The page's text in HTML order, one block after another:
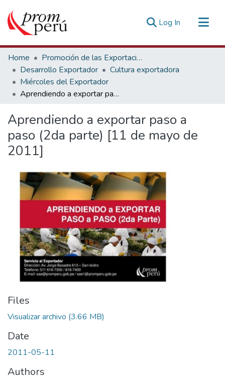
Log In (current)
Communities & Collections
All of DSpace
Statistics
Estadísticas Externas
Home
Promoción de las Exportaciones
Desarrollo Exportador
Cultura exportadora
Miércoles del Exportador
Aprendiendo a exportar paso a paso (2da parte) [11 de mayo de 2011]
Aprendiendo a exportar paso a
paso (2da parte) [11 de mayo de
2011]
Files
Visualizar archivo (3.66 MB)
Date
2011-05-11
Authors